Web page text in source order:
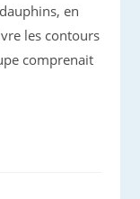
en
les contours
comprenait